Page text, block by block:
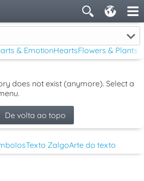
& EmotionHeartsFlowers & Plants
does not exist (anymore). Select a
De volta ao topo
Texto ZalgoArte do texto